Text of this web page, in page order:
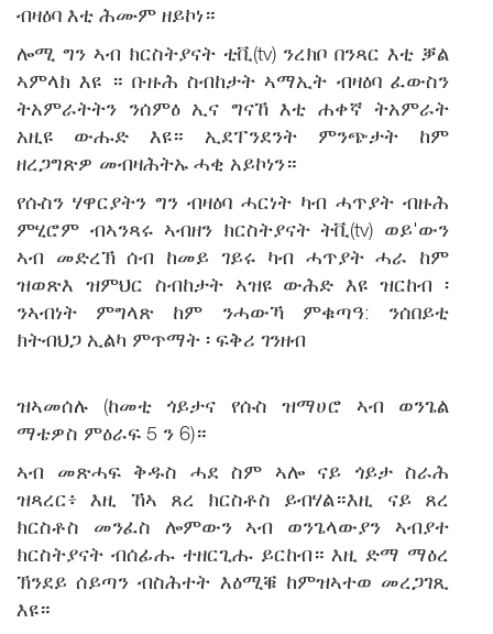
ብዛዕባ እቲ ሕሙም ዘይኮነ።
ሎሚ ግን ኣብ ክርስትያናት ቲቪ(tv) ንረክቦ በንጻር እቲ ቓል
ኣምላክ እዩ ። ቡዙሕ ስብከታት ኣማኢት ብዛዕባ ፈውስን
ትአምራትትን ንሰምዕ ኢና ግናኸ እቲ ሐቀኛ ትአምራት
አዚዩ ውሑድ እዩ። ኢደፐንደንት ምንጭታት ከም
ዘረጋግጽዎ መብዛሕትኡ ሓቂ አይኮነን።
የሱስን ሃዋርያትን ግን ብዛዕባ ሓርነት ካብ ሓጥያት ብዙሕ
ምሂሮም ብኣንጻሩ ኣብዘን ክርስትያናት ትቪ(tv) ወይ'ውን
ኣብ መድረኽ ሰብ ከመይ ገይሩ ካብ ሓጥያት ሓራ ከም
ዝወጽእ ዝምህር ስብከታት ኣዝዩ ውሕድ እዩ ዝርከብ ፡
ንኣብነት ምግላጽ ከም ንሓውኻ ምቁጣዓ: ንሰበይቲ
ክትብህጋ ኢልካ ምጥማት ፡ ፍቅሪ ገንዘብ
ዝኣመሰሉ (ከመቲ ጎይታና የሱስ ዝማሀሮ ኣብ ወንጌል
ማቴዎስ ምዕራፍ 5 ን 6)።
ኣብ መጽሓፍ ቅዱስ ሓደ ስም ኣሎ ናይ ጎይታ ስራሕ
ዝጻረር፥ እዚ ኸኣ ጸረ ክርስቶስ ይብሃል።እዚ ናይ ጸረ
ክርስቶስ መንፈስ ሎምውን ኣብ ወንጌላውያን ኣብያተ
ክርስትያናት ብሰፊሑ ተዘርጊሑ ይርከብ። እዚ ድማ ማዕረ
ኽንደይ ሰይጣን ብስሕተት እዕሚቑ ከምዝኣተወ መረጋገጺ
እዩ።